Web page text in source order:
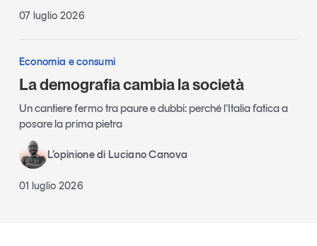
07 luglio 2026
Economia e consumi
La demografia cambia la società
Un cantiere fermo tra paure e dubbi: perché l’Italia fatica a
posare la prima pietra
L’opinione di Luciano Canova
01 luglio 2026